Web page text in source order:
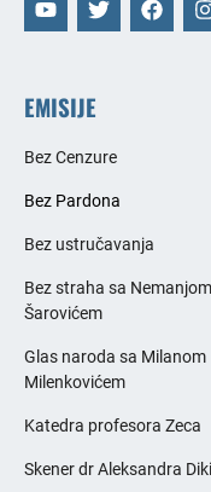
EMISIJE
Bez Cenzure
Bez Pardona
Bez ustručavanja
Bez straha sa Nemanjom
Šarovićem
Glas naroda sa Milanom
Milenkovićem
Katedra profesora Zeca
Skener dr Aleksandra